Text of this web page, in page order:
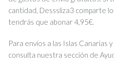
cantidad, Desssliza3 comparte
tendrás que abonar 4,95€.
Para envíos a las Islas Canarias
consulta nuestra sección de